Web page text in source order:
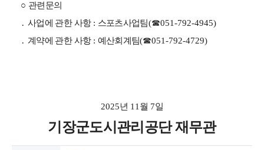
○ 관련문의
․ 사업에 관한 사항 : 스포츠사업팀(☎051-792-4945)
․ 계약에 관한 사항 : 예산회계팀(☎051-792-4729)
2025년 11 월 7일
기장군도시관리공단 재무관